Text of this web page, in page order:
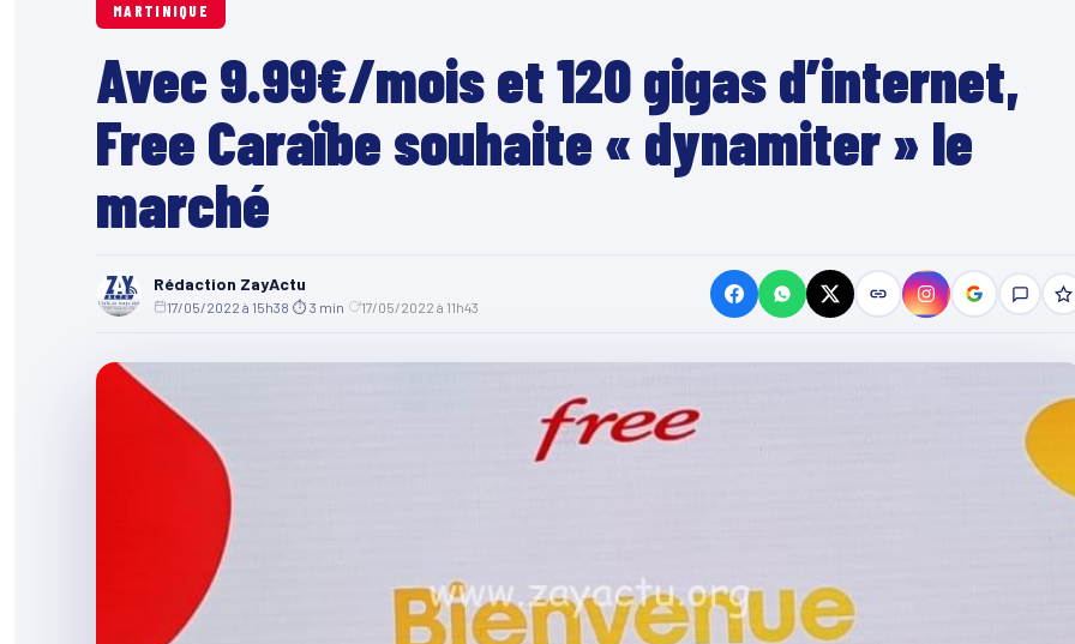
MARTINIQUE
Avec 9.99€/mois et 120 gigas d’internet,
Free Caraïbe souhaite « dynamiter » le
marché
Rédaction ZayActu
17/05/2022 à 15h38 ⏱ 3 min 17/05/2022 à 11h43